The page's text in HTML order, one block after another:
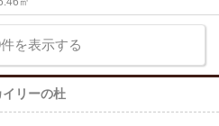
を表示する
リーの杜